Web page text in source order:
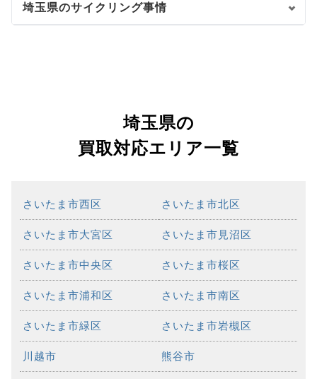
埼玉県のサイクリング事情
埼玉県の
買取対応エリア一覧
さいたま市西区 さいたま市北区
さいたま市大宮区 さいたま市見沼区
さいたま市中央区 さいたま市桜区
さいたま市浦和区 さいたま市南区
さいたま市緑区 さいたま市岩槻区
川越市 熊谷市